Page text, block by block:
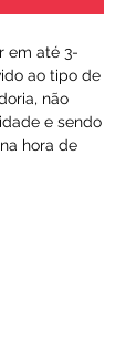
em até 3-
ao tipo de
não
e sendo
hora de